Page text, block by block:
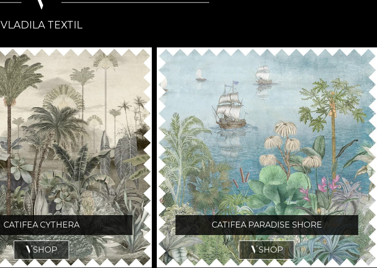
VLADILA TEXTIL
CATIFEA CYTHERA
SHOP
CATIFEA PARADISE SHORE
SHOP